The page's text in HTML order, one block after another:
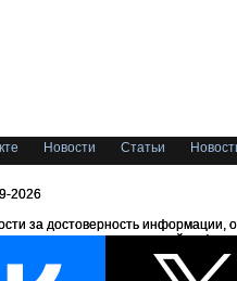
Новости Статьи
2026
за достоверность информации,
предоставляет справочной
на сайте, защищены в